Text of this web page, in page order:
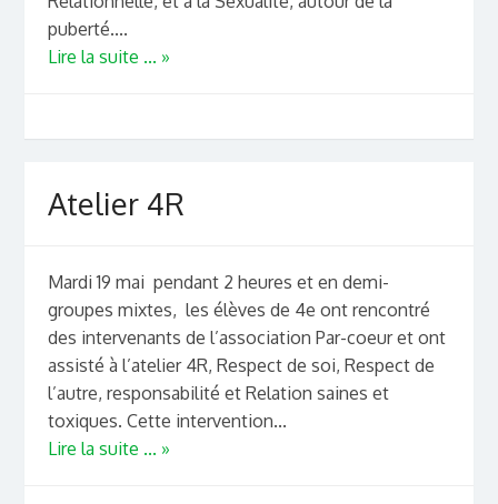
puberté....
Lire la suite ... »
Atelier 4R
Mardi 19 mai pendant 2 heures et en demi-
groupes mixtes, les élèves de 4e ont rencontré
des intervenants de l’association Par-coeur et ont
assisté à l’atelier 4R, Respect de soi, Respect de
l’autre, responsabilité et Relation saines et
toxiques. Cette intervention...
Lire la suite ... »